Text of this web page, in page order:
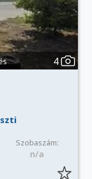
4
Szobaszám:
n/a